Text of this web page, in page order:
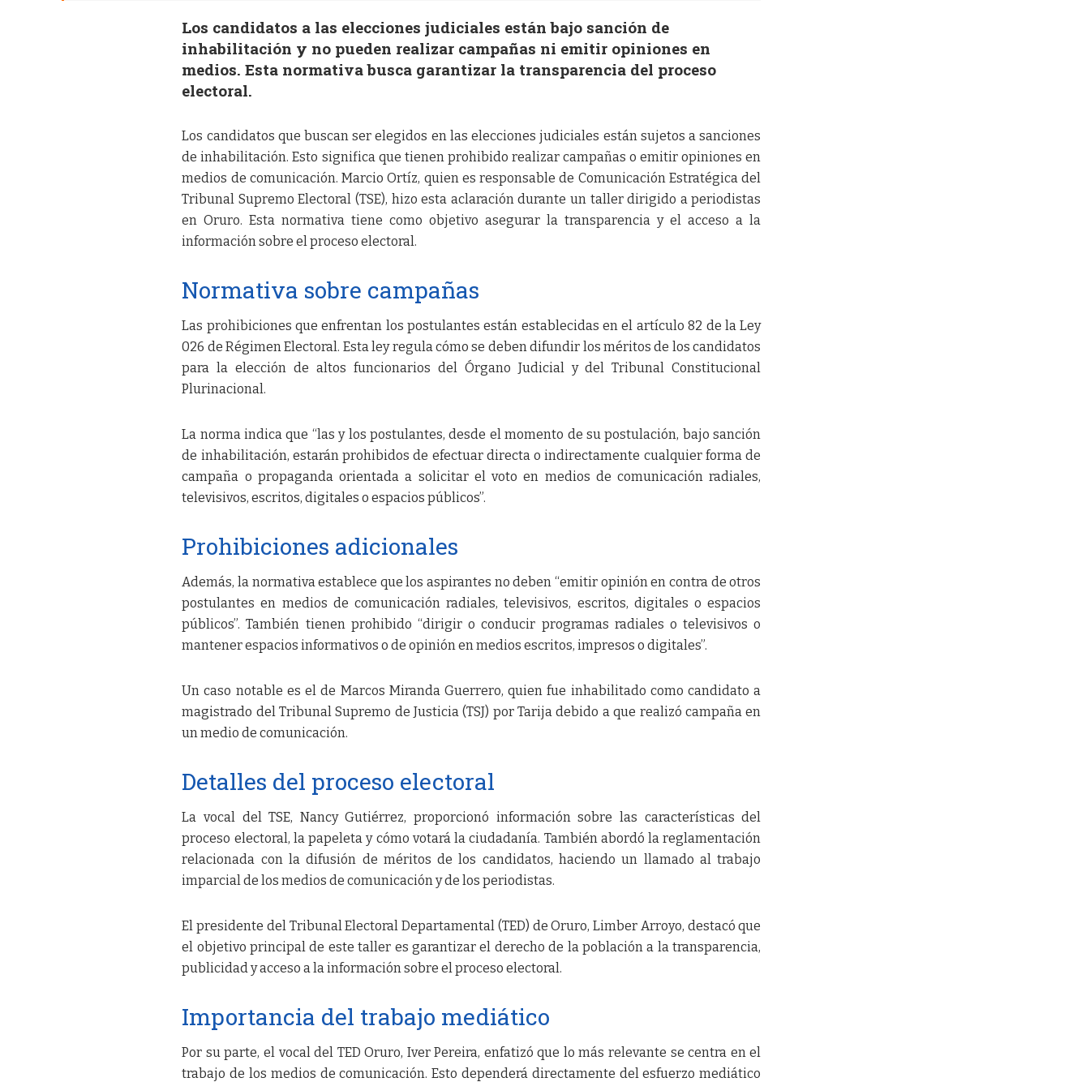
Los candidatos a las elecciones judiciales están bajo sanción de
inhabilitación y no pueden realizar campañas ni emitir opiniones en
medios. Esta normativa busca garantizar la transparencia del proceso
electoral.
Los candidatos que buscan ser elegidos en las elecciones judiciales están sujetos a sanciones
de inhabilitación. Esto significa que tienen prohibido realizar campañas o emitir opiniones en
medios de comunicación. Marcio Ortíz, quien es responsable de Comunicación Estratégica del
Tribunal Supremo Electoral (TSE), hizo esta aclaración durante un taller dirigido a periodistas
en Oruro. Esta normativa tiene como objetivo asegurar la transparencia y el acceso a la
información sobre el proceso electoral.
Normativa sobre campañas
Las prohibiciones que enfrentan los postulantes están establecidas en el artículo 82 de la Ley
026 de Régimen Electoral. Esta ley regula cómo se deben difundir los méritos de los candidatos
para la elección de altos funcionarios del Órgano Judicial y del Tribunal Constitucional
Plurinacional.
La norma indica que “las y los postulantes, desde el momento de su postulación, bajo sanción
de inhabilitación, estarán prohibidos de efectuar directa o indirectamente cualquier forma de
campaña o propaganda orientada a solicitar el voto en medios de comunicación radiales,
televisivos, escritos, digitales o espacios públicos”.
Prohibiciones adicionales
Además, la normativa establece que los aspirantes no deben “emitir opinión en contra de otros
postulantes en medios de comunicación radiales, televisivos, escritos, digitales o espacios
públicos”. También tienen prohibido “dirigir o conducir programas radiales o televisivos o
mantener espacios informativos o de opinión en medios escritos, impresos o digitales”.
Un caso notable es el de Marcos Miranda Guerrero, quien fue inhabilitado como candidato a
magistrado del Tribunal Supremo de Justicia (TSJ) por Tarija debido a que realizó campaña en
un medio de comunicación.
Detalles del proceso electoral
La vocal del TSE, Nancy Gutiérrez, proporcionó información sobre las características del
proceso electoral, la papeleta y cómo votará la ciudadanía. También abordó la reglamentación
relacionada con la difusión de méritos de los candidatos, haciendo un llamado al trabajo
imparcial de los medios de comunicación y de los periodistas.
El presidente del Tribunal Electoral Departamental (TED) de Oruro, Limber Arroyo, destacó que
el objetivo principal de este taller es garantizar el derecho de la población a la transparencia,
publicidad y acceso a la información sobre el proceso electoral.
Importancia del trabajo mediático
Por su parte, el vocal del TED Oruro, Iver Pereira, enfatizó que lo más relevante se centra en el
trabajo de los medios de comunicación. Esto dependerá directamente del esfuerzo mediático